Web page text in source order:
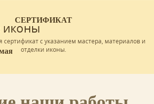
СЕРТИФИКАТ
сертификат с указанием мастера, материалов и
отделки иконы.
иконы